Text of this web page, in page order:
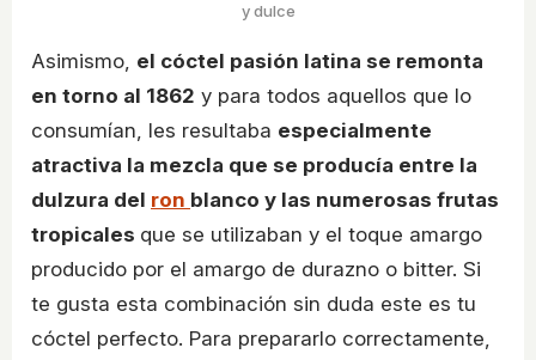
y dulce
Asimismo, el cóctel pasión latina se remonta
en torno al 1862 y para todos aquellos que lo
consumían, les resultaba especialmente
atractiva la mezcla que se producía entre la
dulzura del ron blanco y las numerosas frutas
tropicales que se utilizaban y el toque amargo
producido por el amargo de durazno o bitter. Si
te gusta esta combinación sin duda este es tu
cóctel perfecto. Para prepararlo correctamente,